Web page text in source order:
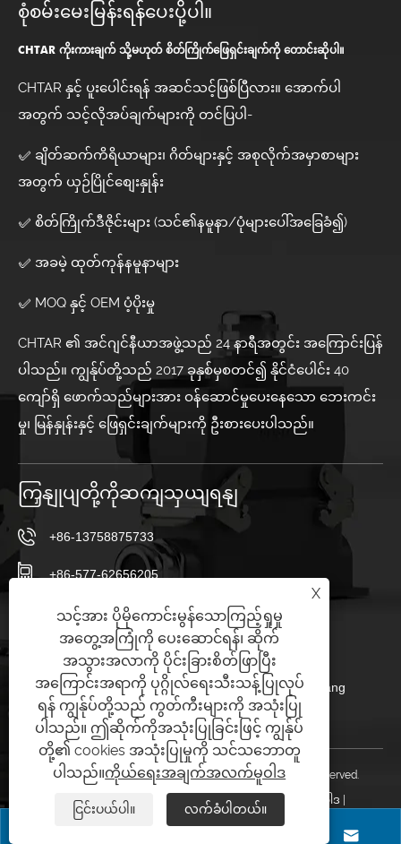
စုံစမ်းမေးမြန်းရန်ပေးပို့ပါ။
CHTAR ကိုးကားချက် သို့မဟုတ် စိတ်ကြိုက်ဖြေရှင်းချက်ကို တောင်းဆိုပါ။
CHTAR နှင့် ပူးပေါင်းရန် အဆင်သင့်ဖြစ်ပြီလား။ အောက်ပါ
အတွက် သင့်လိုအပ်ချက်များကို တင်ပြပါ-
✅ ချိတ်ဆက်ကိရိယာများ၊ ဂိတ်များနှင့် အစုလိုက်အမှာစာများ
အတွက် ယှဉ်ပြိုင်စျေးနှုန်း
✅ စိတ်ကြိုက်ဒီဇိုင်းများ (သင်၏နမူနာ/ပုံများပေါ်အခြေခံ၍)
✅ အခမဲ့ ထုတ်ကုန်နမူနာများ
✅ MOQ နှင့် OEM ပံ့ပိုးမှု
CHTAR ၏ အင်ဂျင်နီယာအဖွဲ့သည် 24 နာရီအတွင်း အကြောင်းပြန်
ပါသည်။ ကျွန်ုပ်တို့သည် 2017 ခုနှစ်မှစတင်၍ နိုင်ငံပေါင်း 40
ကျော်ရှိ ဖောက်သည်များအား ဝန်ဆောင်မှုပေးနေသော ဘေးကင်း
မှု၊ မြန်နှုန်းနှင့် ဖြေရှင်းချက်များကို ဦးစားပေးပါသည်။
ကြှနျုပျတို့ကိုဆကျသှယျရနျ
+86-13758875733
+86-577-62656205
+86-577-62656205
sales23@chtar.com
Huanghuaguan ရွာ၊ Liushi မြို့၊ Yueqing မြို့၊ Zhejiang
325605၊ တရုတ်
မူပိုင်ခွင့် © 2025 Yueqing TAER Electric Co., Ltd. All Rights Reserved.
Links| Sitemap | ကိုယ်ရေးအချက်အလက်မူဝါဒ

X
သင့်အား ပိုမိုကောင်းမွန်သောကြည့်ရှုမှု
အတွေ့အကြုံကို ပေးဆောင်ရန်၊ ဆိုက်
အသွားအလာကို ပိုင်းခြားစိတ်ဖြာပြီး
အကြောင်းအရာကို ပုဂ္ဂိုလ်ရေးသီးသန့်ပြုလုပ်
ရန် ကျွန်ုပ်တို့သည် ကွတ်ကီးများကို အသုံးပြု
ပါသည်။ ဤဆိုက်ကိုအသုံးပြုခြင်းဖြင့် ကျွန်ုပ်
တို့၏ cookies အသုံးပြုမှုကို သင်သဘောတူ
ပါသည်။ကိုယ်ရေးအချက်အလက်မူဝါဒ
ငြင်းပယ်ပါ။ လက်ခံပါတယ်။